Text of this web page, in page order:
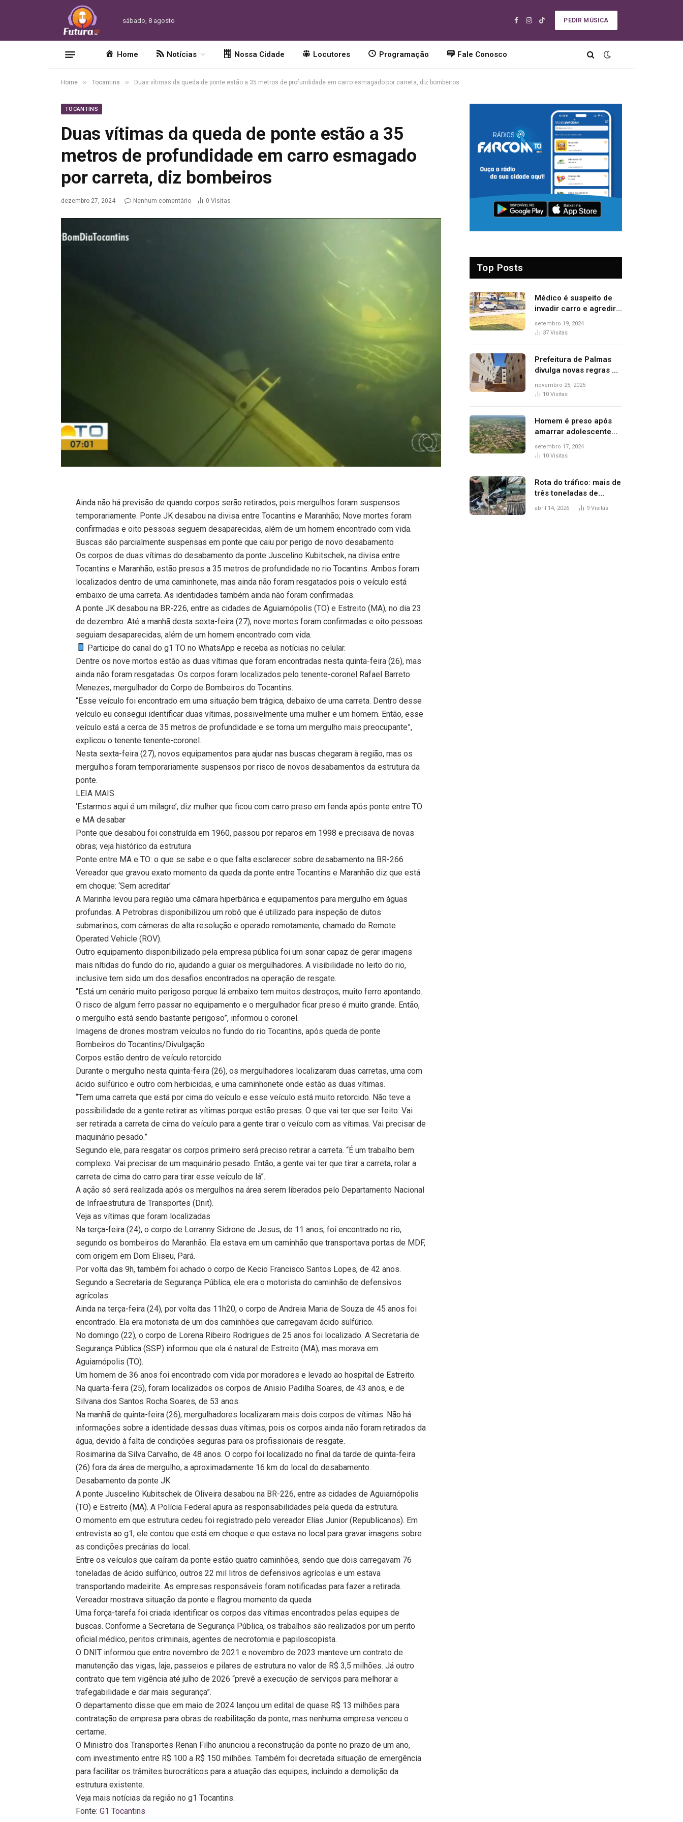
sábado, 8 agosto
Facebook
Instagram
TikTok
PEDIR MÚSICA
Home Notícias Nossa Cidade Locutores Programação Fale Conosco
Home » Tocantins » Duas vítimas da queda de ponte estão a 35 metros de profundidade em carro esmagado por carreta, diz bombeiros
TOCANTINS
Duas vítimas da queda de ponte estão a 35
metros de profundidade em carro esmagado
por carreta, diz bombeiros
dezembro 27, 2024 Nenhum comentário 0 Visitas
Ainda não há previsão de quando corpos serão retirados, pois mergulhos foram suspensos
temporariamente. Ponte JK desabou na divisa entre Tocantins e Maranhão; Nove mortes foram
confirmadas e oito pessoas seguem desaparecidas, além de um homem encontrado com vida.
Buscas são parcialmente suspensas em ponte que caiu por perigo de novo desabamento
Os corpos de duas vítimas do desabamento da ponte Juscelino Kubitschek, na divisa entre
Tocantins e Maranhão, estão presos a 35 metros de profundidade no rio Tocantins. Ambos foram
localizados dentro de uma caminhonete, mas ainda não foram resgatados pois o veículo está
embaixo de uma carreta. As identidades também ainda não foram confirmadas.
A ponte JK desabou na BR-226, entre as cidades de Aguiarnópolis (TO) e Estreito (MA), no dia 23
de dezembro. Até a manhã desta sexta-feira (27), nove mortes foram confirmadas e oito pessoas
seguiam desaparecidas, além de um homem encontrado com vida.
Participe do canal do g1 TO no WhatsApp e receba as notícias no celular.
Dentre os nove mortos estão as duas vítimas que foram encontradas nesta quinta-feira (26), mas
ainda não foram resgatadas. Os corpos foram localizados pelo tenente-coronel Rafael Barreto
Menezes, mergulhador do Corpo de Bombeiros do Tocantins.
“Esse veículo foi encontrado em uma situação bem trágica, debaixo de uma carreta. Dentro desse
veículo eu consegui identificar duas vítimas, possivelmente uma mulher e um homem. Então, esse
veículo está a cerca de 35 metros de profundidade e se torna um mergulho mais preocupante”,
explicou o tenente tenente-coronel.
Nesta sexta-feira (27), novos equipamentos para ajudar nas buscas chegaram à região, mas os
mergulhos foram temporariamente suspensos por risco de novos desabamentos da estrutura da
ponte.
LEIA MAIS
‘Estarmos aqui é um milagre’, diz mulher que ficou com carro preso em fenda após ponte entre TO
e MA desabar
Ponte que desabou foi construída em 1960, passou por reparos em 1998 e precisava de novas
obras; veja histórico da estrutura
Ponte entre MA e TO: o que se sabe e o que falta esclarecer sobre desabamento na BR-266
Vereador que gravou exato momento da queda da ponte entre Tocantins e Maranhão diz que está
em choque: ‘Sem acreditar’
A Marinha levou para região uma câmara hiperbárica e equipamentos para mergulho em águas
profundas. A Petrobras disponibilizou um robô que é utilizado para inspeção de dutos
submarinos, com câmeras de alta resolução e operado remotamente, chamado de Remote
Operated Vehicle (ROV).
Outro equipamento disponibilizado pela empresa pública foi um sonar capaz de gerar imagens
mais nítidas do fundo do rio, ajudando a guiar os mergulhadores. A visibilidade no leito do rio,
inclusive tem sido um dos desafios encontrados na operação de resgate.
“Está um cenário muito perigoso porque lá embaixo tem muitos destroços, muito ferro apontando.
O risco de algum ferro passar no equipamento e o mergulhador ficar preso é muito grande. Então,
o mergulho está sendo bastante perigoso”, informou o coronel.
Imagens de drones mostram veículos no fundo do rio Tocantins, após queda de ponte
Bombeiros do Tocantins/Divulgação
Corpos estão dentro de veículo retorcido
Durante o mergulho nesta quinta-feira (26), os mergulhadores localizaram duas carretas, uma com
ácido sulfúrico e outro com herbicidas, e uma caminhonete onde estão as duas vítimas.
“Tem uma carreta que está por cima do veículo e esse veículo está muito retorcido. Não teve a
possibilidade de a gente retirar as vítimas porque estão presas. O que vai ter que ser feito: Vai
ser retirada a carreta de cima do veículo para a gente tirar o veículo com as vítimas. Vai precisar de
maquinário pesado.”
Segundo ele, para resgatar os corpos primeiro será preciso retirar a carreta. “É um trabalho bem
complexo. Vai precisar de um maquinário pesado. Então, a gente vai ter que tirar a carreta, rolar a
carreta de cima do carro para tirar esse veículo de lá”.
A ação só será realizada após os mergulhos na área serem liberados pelo Departamento Nacional
de Infraestrutura de Transportes (Dnit).
Veja as vítimas que foram localizadas
Na terça-feira (24), o corpo de Lorranny Sidrone de Jesus, de 11 anos, foi encontrado no rio,
segundo os bombeiros do Maranhão. Ela estava em um caminhão que transportava portas de MDF,
com origem em Dom Eliseu, Pará.
Por volta das 9h, também foi achado o corpo de Kecio Francisco Santos Lopes, de 42 anos.
Segundo a Secretaria de Segurança Pública, ele era o motorista do caminhão de defensivos
agrícolas.
Ainda na terça-feira (24), por volta das 11h20, o corpo de Andreia Maria de Souza de 45 anos foi
encontrado. Ela era motorista de um dos caminhões que carregavam ácido sulfúrico.
No domingo (22), o corpo de Lorena Ribeiro Rodrigues de 25 anos foi localizado. A Secretaria de
Segurança Pública (SSP) informou que ela é natural de Estreito (MA), mas morava em
Aguiarnópolis (TO).
Um homem de 36 anos foi encontrado com vida por moradores e levado ao hospital de Estreito.
Na quarta-feira (25), foram localizados os corpos de Anisio Padilha Soares, de 43 anos, e de
Silvana dos Santos Rocha Soares, de 53 anos.
Na manhã de quinta-feira (26), mergulhadores localizaram mais dois corpos de vítimas. Não há
informações sobre a identidade dessas duas vítimas, pois os corpos ainda não foram retirados da
água, devido à falta de condições seguras para os profissionais de resgate.
Rosimarina da Silva Carvalho, de 48 anos. O corpo foi localizado no final da tarde de quinta-feira
(26) fora da área de mergulho, a aproximadamente 16 km do local do desabamento.
Desabamento da ponte JK
A ponte Juscelino Kubitschek de Oliveira desabou na BR-226, entre as cidades de Aguiarnópolis
(TO) e Estreito (MA). A Polícia Federal apura as responsabilidades pela queda da estrutura.
O momento em que estrutura cedeu foi registrado pelo vereador Elias Junior (Republicanos). Em
entrevista ao g1, ele contou que está em choque e que estava no local para gravar imagens sobre
as condições precárias do local.
Entre os veículos que caíram da ponte estão quatro caminhões, sendo que dois carregavam 76
toneladas de ácido sulfúrico, outros 22 mil litros de defensivos agrícolas e um estava
transportando madeirite. As empresas responsáveis foram notificadas para fazer a retirada.
Vereador mostrava situação da ponte e flagrou momento da queda
Uma força-tarefa foi criada identificar os corpos das vítimas encontrados pelas equipes de
buscas. Conforme a Secretaria de Segurança Pública, os trabalhos são realizados por um perito
oficial médico, peritos criminais, agentes de necrotomia e papiloscopista.
O DNIT informou que entre novembro de 2021 e novembro de 2023 manteve um contrato de
manutenção das vigas, laje, passeios e pilares de estrutura no valor de R$ 3,5 milhões. Já outro
contrato que tem vigência até julho de 2026 “prevê a execução de serviços para melhorar a
trafegabilidade e dar mais segurança”.
O departamento disse que em maio de 2024 lançou um edital de quase R$ 13 milhões para
contratação de empresa para obras de reabilitação da ponte, mas nenhuma empresa venceu o
certame.
O Ministro dos Transportes Renan Filho anunciou a reconstrução da ponte no prazo de um ano,
com investimento entre R$ 100 a R$ 150 milhões. Também foi decretada situação de emergência
para facilitar os trâmites burocráticos para a atuação das equipes, incluindo a demolição da
estrutura existente.
Veja mais notícias da região no g1 Tocantins.
Fonte:G1 Tocantins
Top Posts
Médico é suspeito de
invadir carro e agredir
delegado aposentado
durante confusão no
setembro 19, 2024
37 Visitas
Prefeitura de Palmas
divulga novas regras e
critérios de desempate
para seleção de
novembro 25, 2025
10 Visitas
Homem é preso após
amarrar adolescente
suspeito de furto em
estaca de cerca e
setembro 17, 2024
10 Visitas
Rota do tráfico: mais de
três toneladas de
drogas são
abril 14, 2026 9 Visitas